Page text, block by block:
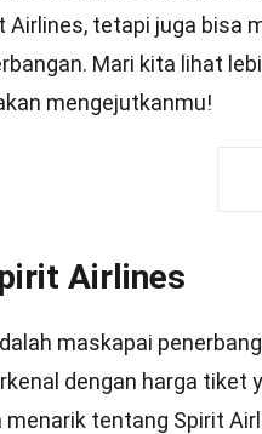
Airlines, tetapi juga bisa
Mari kita lihat
mengejutkanmu!
Airlines
maskapai
dengan harga tiket
menarik tentang Spirit